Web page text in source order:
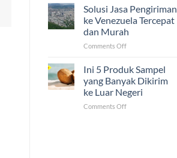
Pengiriman
ke
Luar
Negeri
Mitos
dan
Fakta
dalam
Mengirim
ke
Luar
Negeri
Solusi Jasa Pengiriman
ke Venezuela Tercepat
dan Murah
Comments Offon
Jasa
Pengiriman
ke
Venezuela
Tercepat
Ini 5 Produk Sampel
yang Banyak Dikirim
ke Luar Negeri
Comments Offon